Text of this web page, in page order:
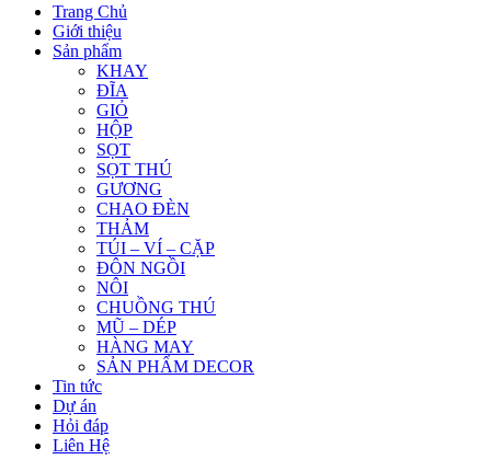
Trang Chủ
Giới thiệu
Sản phẩm
KHAY
ĐĨA
GIỎ
HỘP
SỌT
SỌT THÚ
GƯƠNG
CHAO ĐÈN
THẢM
TÚI – VÍ – CẶP
ĐÔN NGỒI
NÔI
CHUỒNG THÚ
MŨ – DÉP
HÀNG MAY
SẢN PHẨM DECOR
Tin tức
Dự án
Hỏi đáp
Liên Hệ